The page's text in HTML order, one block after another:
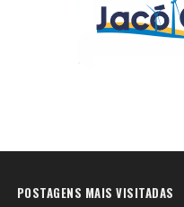
POSTAGENS MAIS VISITADAS